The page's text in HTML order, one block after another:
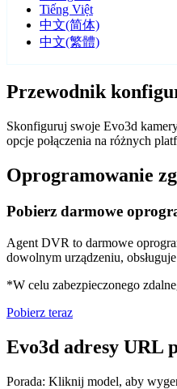
Tiếng Việt
中文(简体)
中文(繁體)
Przewodnik
Skonfiguruj swoje Evo3d
opcje połączenia na różnych
Oprogramowanie
Pobierz darmowe
Agent DVR to darmowe
dowolnym urządzeniu,
*W celu zabezpieczonego
Pobierz teraz
Evo3d adresy URL
Porada: Kliknij model, aby